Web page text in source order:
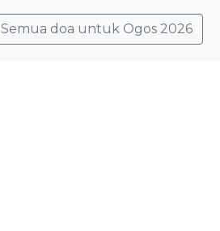
Semua doa untuk Ogos 2026